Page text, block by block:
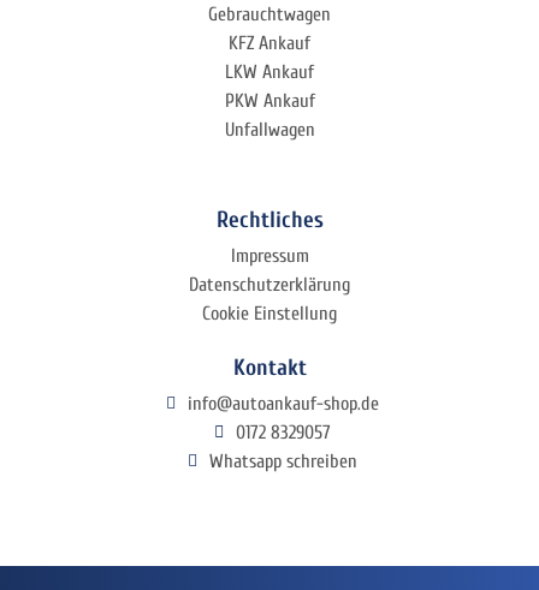
Gebrauchtwagen
KFZ Ankauf
LKW Ankauf
PKW Ankauf
Unfallwagen
Rechtliches
Impressum
Datenschutzerklärung
Cookie Einstellung
Kontakt
info@autoankauf-shop.de
0172 8329057
Whatsapp schreiben